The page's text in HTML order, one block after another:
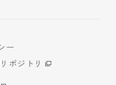
ー
ポジトリ